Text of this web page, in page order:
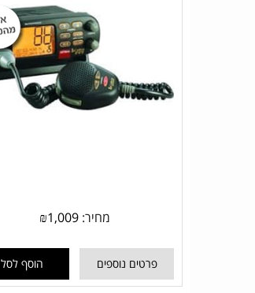
מחיר: ₪1,009
פרטים נוספים הוסף לסל